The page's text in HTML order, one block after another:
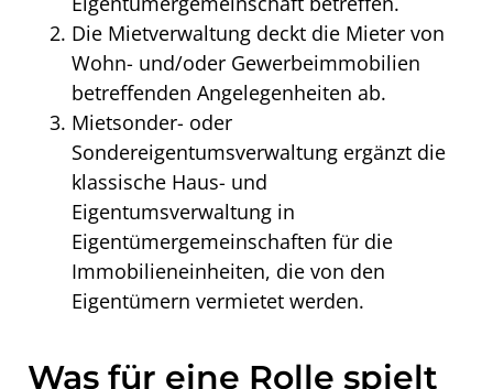
Die Mietverwaltung deckt die Mieter von
Wohn- und/oder Gewerbeimmobilien
betreffenden Angelegenheiten ab.
Mietsonder- oder
Sondereigentumsverwaltung ergänzt die
klassische Haus- und
Eigentumsverwaltung in
Eigentümergemeinschaften für die
Immobilieneinheiten, die von den
Eigentümern vermietet werden.
Was für eine Rolle spielt